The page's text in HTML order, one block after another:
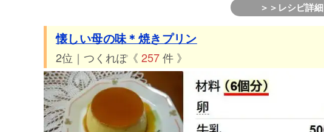
＞＞レシピ詳細
懐しい母の味＊焼きプリン
2位｜つくれぽ《 257件 》